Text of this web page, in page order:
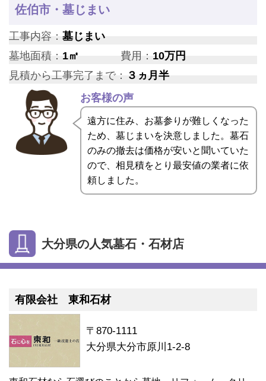
佐伯市・墓じまい
工事内容： 墓じまい
墓地面積： 1㎡ 費用： 10万円
見積から工事完了まで： ３ヵ月半
お客様の声
遠方に住み、お墓参りが難しくなった
ため、墓じまいを決意しました。墓石
のみの撤去は価格が安いと聞いていた
ので、相見積をとり最安値の業者に依
頼しました。
大分県の人気墓石・石材店
有限会社 東和石材
〒870-1111
大分県大分市原川1-2-8